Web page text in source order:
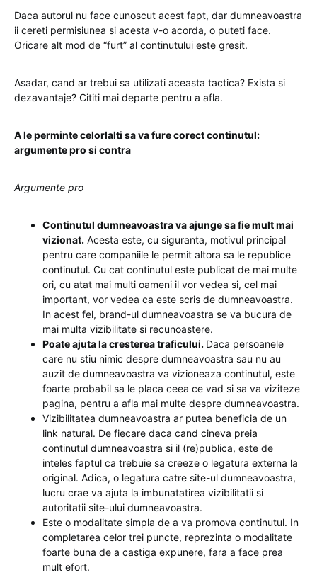
Daca autorul nu face cunoscut acest fapt, dar dumneavoastra
ii cereti permisiunea si acesta v-o acorda, o puteti face.
Oricare alt mod de “furt” al continutului este gresit.
Asadar, cand ar trebui sa utilizati aceasta tactica? Exista si
dezavantaje? Cititi mai departe pentru a afla.
A le perminte celorlalti sa va fure corect continutul:
argumente pro si contra
Argumente pro
Continutul dumneavoastra va ajunge sa fie mult mai
vizionat. Acesta este, cu siguranta, motivul principal
pentru care companiile le permit altora sa le republice
continutul. Cu cat continutul este publicat de mai multe
ori, cu atat mai multi oameni il vor vedea si, cel mai
important, vor vedea ca este scris de dumneavoastra.
In acest fel, brand-ul dumneavoastra se va bucura de
mai multa vizibilitate si recunoastere.
Poate ajuta la cresterea traficului. Daca persoanele
care nu stiu nimic despre dumneavoastra sau nu au
auzit de dumneavoastra va vizioneaza continutul, este
foarte probabil sa le placa ceea ce vad si sa va viziteze
pagina, pentru a afla mai multe despre dumneavoastra.
Vizibilitatea dumneavoastra ar putea beneficia de un
link natural. De fiecare daca cand cineva preia
continutul dumneavoastra si il (re)publica, este de
inteles faptul ca trebuie sa creeze o legatura externa la
original. Adica, o legatura catre site-ul dumneavoastra,
lucru crae va ajuta la imbunatatirea vizibilitatii si
autoritatii site-ului dumneavoastra.
Este o modalitate simpla de a va promova continutul. In
completarea celor trei puncte, reprezinta o modalitate
foarte buna de a castiga expunere, fara a face prea
mult efort.